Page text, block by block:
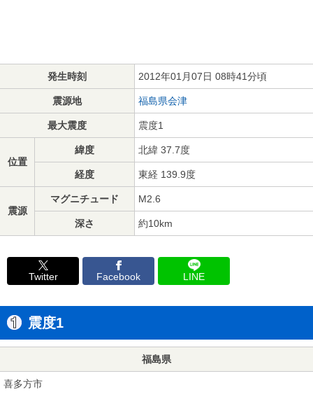
発生時刻 2012年01月07日 08時41分頃
震源地 福島県会津
最大震度 震度1
位置
緯度 北緯 37.7度
経度 東経 139.9度
震源
マグニチュード M2.6
深さ 約10km
Twitter Facebook LINE
震度1
福島県
喜多方市